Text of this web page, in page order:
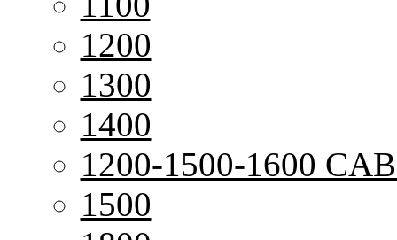
1200
1300
1400
1200-1500-1600
1500